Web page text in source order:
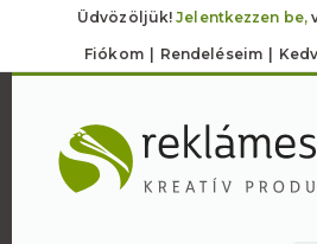
Üdvözöljük!Jelentkezzen be,
Fiókom Rendeléseim